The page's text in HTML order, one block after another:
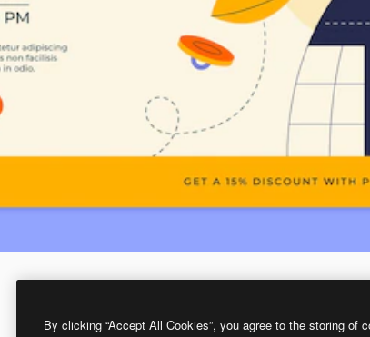
By clicking “Accept All Cookies”, you agree to the storing of